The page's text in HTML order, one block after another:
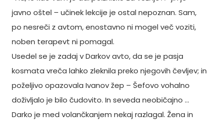
javno oštel – učinek lekcije je ostal nepoznan. Sam,
po nesreči z avtom, enostavno ni mogel več voziti,
noben terapevt ni pomagal.
Usedel se je zadaj v Darkov avto, da se je pasja
kosmata vreča lahko zleknila preko njegovih čevljev; in
poželjivo opazovala Ivanov žep – Šefovo vohalno
doživljalo je bilo čudovito. In seveda neobičajno …
Darko je med volančkanjem nekaj razlagal. Žena in